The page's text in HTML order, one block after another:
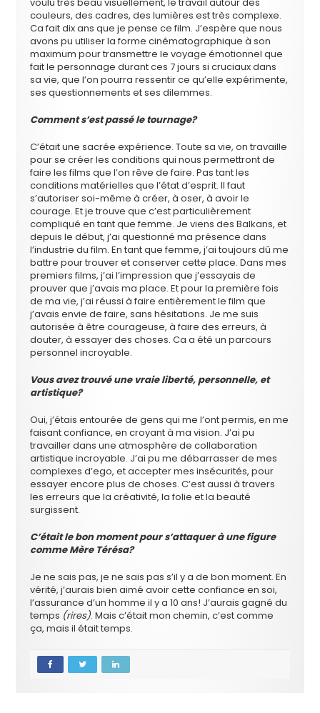
couleurs, des cadres, des lumières est très complexe.
Ca fait dix ans que je pense ce film. J’espère que nous
avons pu utiliser la forme cinématographique à son
maximum pour transmettre le voyage émotionnel que
fait le personnage durant ces 7 jours si cruciaux dans
sa vie, que l’on pourra ressentir ce qu’elle expérimente,
ses questionnements et ses dilemmes.
Comment s’est passé le tournage?
C’était une sacrée expérience. Toute sa vie, on travaille
pour se créer les conditions qui nous permettront de
faire les films que l’on rêve de faire. Pas tant les
conditions matérielles que l’état d’esprit. Il faut
s’autoriser soi-même à créer, à oser, à avoir le
courage. Et je trouve que c’est particulièrement
compliqué en tant que femme. Je viens des Balkans, et
depuis le début, j’ai questionné ma présence dans
l’industrie du film. En tant que femme, j’ai toujours dû me
battre pour trouver et conserver cette place. Dans mes
premiers films, j’ai l’impression que j’essayais de
prouver que j’avais ma place. Et pour la première fois
de ma vie, j’ai réussi à faire entièrement le film que
j’avais envie de faire, sans hésitations. Je me suis
autorisée à être courageuse, à faire des erreurs, à
douter, à essayer des choses. Ca a été un parcours
personnel incroyable.
Vous avez trouvé une vraie liberté, personnelle, et
artistique?
Oui, j’étais entourée de gens qui me l’ont permis, en me
faisant confiance, en croyant à ma vision. J’ai pu
travailler dans une atmosphère de collaboration
artistique incroyable. J’ai pu me débarrasser de mes
complexes d’ego, et accepter mes insécurités, pour
essayer encore plus de choses. C’est aussi à travers
les erreurs que la créativité, la folie et la beauté
surgissent.
C’était le bon moment pour s’attaquer à une figure
comme Mère Térésa?
Je ne sais pas, je ne sais pas s’il y a de bon moment. En
vérité, j’aurais bien aimé avoir cette confiance en soi,
l’assurance d’un homme il y a 10 ans! J’aurais gagné du
temps (rires). Mais c’était mon chemin, c’est comme
ça, mais il était temps.